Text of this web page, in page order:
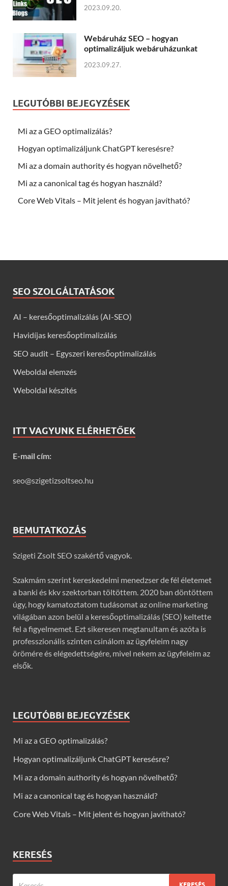
2023.09.20.
Webáruház SEO – hogyan
optimalizáljuk webáruházunkat
2023.09.27.
LEGUTÓBBI BEJEGYZÉSEK
Mi az a GEO optimalizálás?
Hogyan optimalizáljunk ChatGPT keresésre?
Mi az a domain authority és hogyan növelhető?
Mi az a canonical tag és hogyan használd?
Core Web Vitals – Mit jelent és hogyan javítható?
SEO SZOLGÁLTATÁSOK
AI – keresőoptimalizálás (AI-SEO)
Havidíjas keresőoptimalizálás
SEO audit – Egyszeri keresőoptimalizálás
Weboldal elemzés
Weboldal készítés
ITT VAGYUNK ELÉRHETŐEK
E-mail cím:
seo@szigetizsoltseo.hu
BEMUTATKOZÁS
Szigeti Zsolt SEO szakértő vagyok.
Szakmám szerint kereskedelmi menedzser de fél életemet
a banki és kkv szektorban töltöttem. 2020 ban döntöttem
úgy, hogy kamatoztatom tudásomat az online marketing
világában azon belül a keresőoptimalizálás (SEO) keltette
fel a figyelmemet. Ezt sikeresen megtanultam és azóta is
professzionális szinten csinálom az ügyfeleim nagy
örömére és elégedettségére, mivel nekem az ügyfeleim az
elsők.
LEGUTÓBBI BEJEGYZÉSEK
Mi az a GEO optimalizálás?
Hogyan optimalizáljunk ChatGPT keresésre?
Mi az a domain authority és hogyan növelhető?
Mi az a canonical tag és hogyan használd?
Core Web Vitals – Mit jelent és hogyan javítható?
KERESÉS